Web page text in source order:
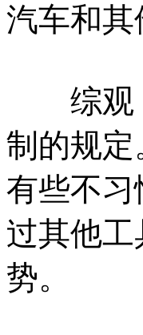
汽车和
综观，
制的规
有些不
过其他
势。